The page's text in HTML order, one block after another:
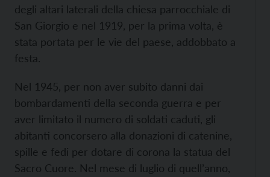
degli altari laterali della chiesa parrocchiale di
San Giorgio e nel 1919, per la prima volta, è
stata portata per le vie del paese, addobbato a
festa.
Nel 1945, per non aver subito danni dai
bombardamenti della seconda guerra e per
aver limitato il numero di soldati caduti, gli
abitanti concorsero alla donazioni di catenine,
spille e fedi per dotare di corona la statua del
Sacro Cuore. Nel mese di luglio di quell’anno,